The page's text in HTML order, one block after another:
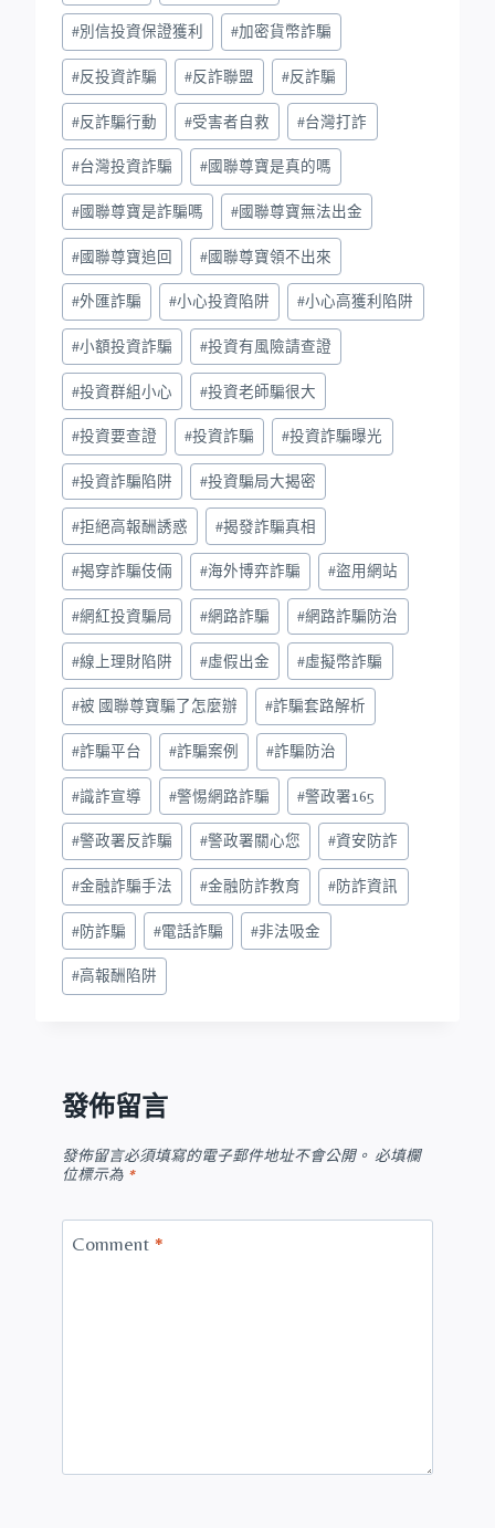
#別信投資保證獲利 #加密貨幣詐騙
#反投資詐騙 #反詐聯盟 #反詐騙
#反詐騙行動 #受害者自救 #台灣打詐
#台灣投資詐騙 #國聯尊寶是真的嗎
#國聯尊寶是詐騙嗎 #國聯尊寶無法出金
#國聯尊寶追回 #國聯尊寶領不出來
#外匯詐騙 #小心投資陷阱 #小心高獲利陷阱
#小額投資詐騙 #投資有風險請查證
#投資群組小心 #投資老師騙很大
#投資要查證 #投資詐騙 #投資詐騙曝光
#投資詐騙陷阱 #投資騙局大揭密
#拒絕高報酬誘惑 #揭發詐騙真相
#揭穿詐騙伎倆 #海外博弈詐騙 #盜用網站
#網紅投資騙局 #網路詐騙 #網路詐騙防治
#線上理財陷阱 #虛假出金 #虛擬幣詐騙
#被 國聯尊寶騙了怎麼辦 #詐騙套路解析
#詐騙平台 #詐騙案例 #詐騙防治
#識詐宣導 #警惕網路詐騙 #警政署165
#警政署反詐騙 #警政署關心您 #資安防詐
#金融詐騙手法 #金融防詐教育 #防詐資訊
#防詐騙 #電話詐騙 #非法吸金
#高報酬陷阱
發佈留言
發佈留言必須填寫的電子郵件地址不會公開。 必填欄
位標示為 *
Comment *